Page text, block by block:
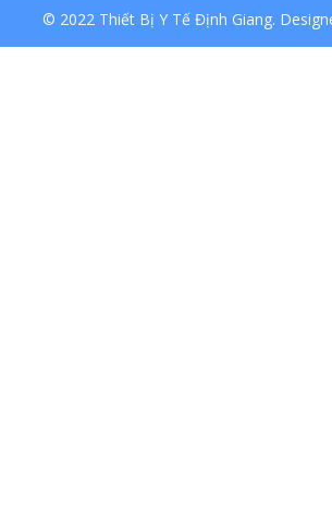
© 2022 Thiết Bị Y Tế Định Giang.